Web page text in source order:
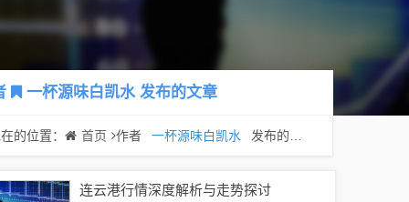
一杯源味白凯水发布的文章
的位置： 首页 作者 一杯源味白凯水 发布的文章
连云港行情深度解析与走势探讨